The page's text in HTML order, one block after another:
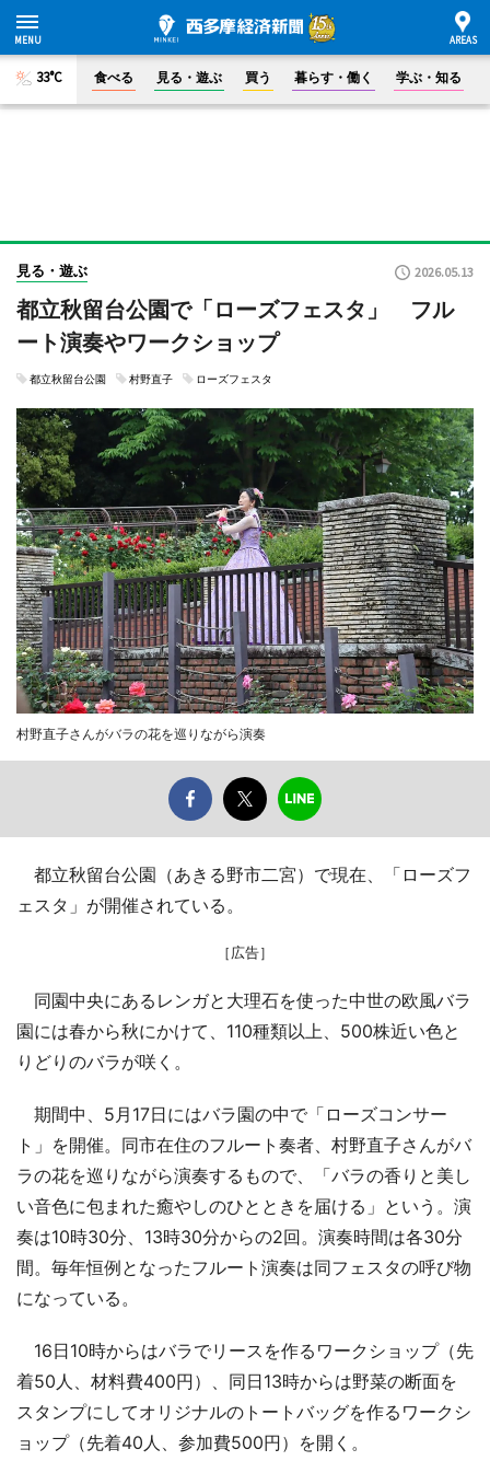
33°C 食べる 見る・遊ぶ 買う 暮らす・働く 学ぶ・知る
見る・遊ぶ 2026.05.13
都立秋留台公園で「ローズフェスタ」 フル
ート演奏やワークショップ
都立秋留台公園 村野直子 ローズフェスタ
村野直子さんがバラの花を巡りながら演奏
都立秋留台公園（あきる野市二宮）で現在、「ローズフ
ェスタ」が開催されている。
［広告］
同園中央にあるレンガと大理石を使った中世の欧風バラ
園には春から秋にかけて、110種類以上、500株近い色と
りどりのバラが咲く。
期間中、5月17日にはバラ園の中で「ローズコンサー
ト」を開催。同市在住のフルート奏者、村野直子さんがバ
ラの花を巡りながら演奏するもので、「バラの香りと美し
い音色に包まれた癒やしのひとときを届ける」という。演
奏は10時30分、13時30分からの2回。演奏時間は各30分
間。毎年恒例となったフルート演奏は同フェスタの呼び物
になっている。
16日10時からはバラでリースを作るワークショップ（先
着50人、材料費400円）、同日13時からは野菜の断面を
スタンプにしてオリジナルのトートバッグを作るワークシ
ョップ（先着40人、参加費500円）を開く。